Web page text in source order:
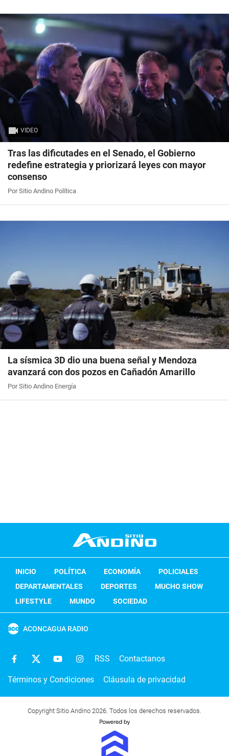
VIDEO
Tras las dificutades en el Senado, el Gobierno
redefine estrategia y priorizará leyes con mayor
consenso
Por Sitio Andino Política
La sísmica 3D dio una buena señal y Mendoza
avanzará con dos pozos en Cañadón Amarillo
Por Sitio Andino Energía
INICIO POLÍTICA ECONOMÍA
POLICIALES
DEPARTAMENTALES
DEPORTES
MUCHO SHOW
LIFESTYLE
MUNDO SOCIEDAD
ACONCAGUA RADIO
RSS Contactanos
Términos y Condiciones Cláusula de privacidad
Copyright Sitio Andino 2026. Todos los derechos reservados.